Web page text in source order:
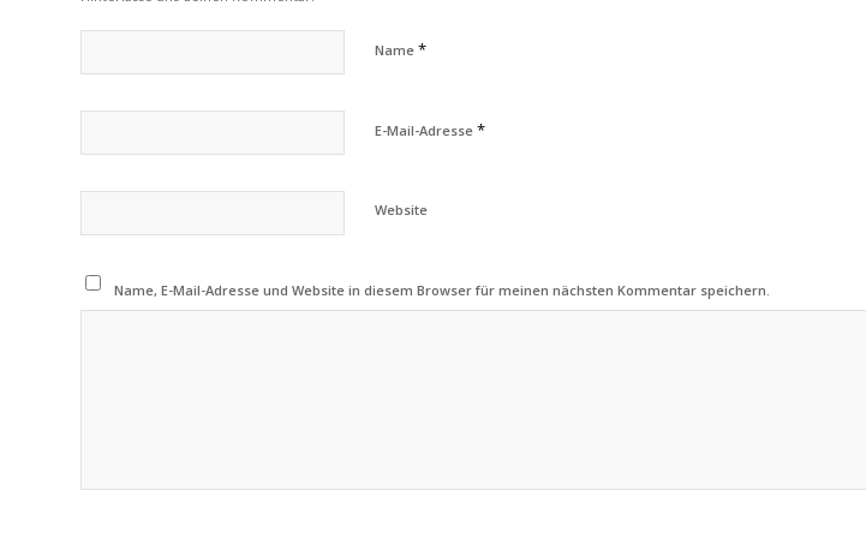
Name *
E-Mail-Adresse *
Website
Name, E-Mail-Adresse und Website in diesem Browser für meinen nächsten Kommentar speichern.